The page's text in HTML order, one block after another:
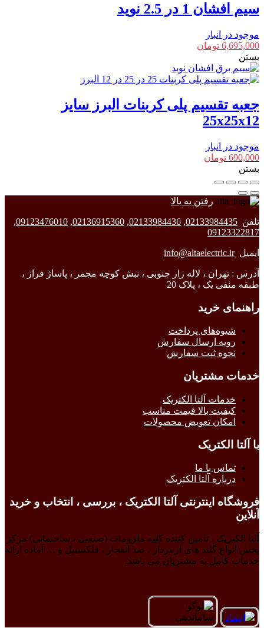
سیم افشان 1 در 2.5 نوید
موجود در انبار
6,695,000 تومان
بستن
جعبه تقسیم پلی کربنات البرز سایز
25x25x12
موجود در انبار
690,000 تومان
بستن
رفتن به بالا
تلفن 02133984435
,
02133984436
,
02136915360
,
09123476010
,
09123322817
ایمیلinfo@altaelectric.ir
آدرس : تهران ، لاله زار جنوبی ، نبش کوچه مجمر ، پاساژ فراز ،
طبقه منفی یک ، پلاک 20
راهنمای خرید
شیوه‌های پرداخت
رویه ارسال سفارش
نحوه ثبت سفارش
خدمات مشتریان
خدمات آلتا الکتریک
کیفیت بالا قیمت مناسب
امکان تعویض محصولات
با آلتا الکتریک
تماس با ما
درباره آلتا الکتریک
فروشگاه اینترنتی آلتا الکتریک ، بررسی ، انتخاب و خرید
آنلاین
آلتا الکتریک ، تامین کننده کلیه ملزومات (صنعتی ، ساختمانی) مرکز
پخش انواع گلند های آرمردار ، ضد انفجار ، فلکسیبل و … آماده ارائه
خدمات کامل به مشتریان می باشد.